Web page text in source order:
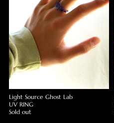
Light Source Ghost Lab
UV RING
Sold out